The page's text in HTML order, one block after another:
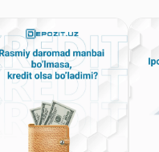
uchun eng
qulay
avtokreditlar
So'nggi yangiliklar
Barcha yangiliklar